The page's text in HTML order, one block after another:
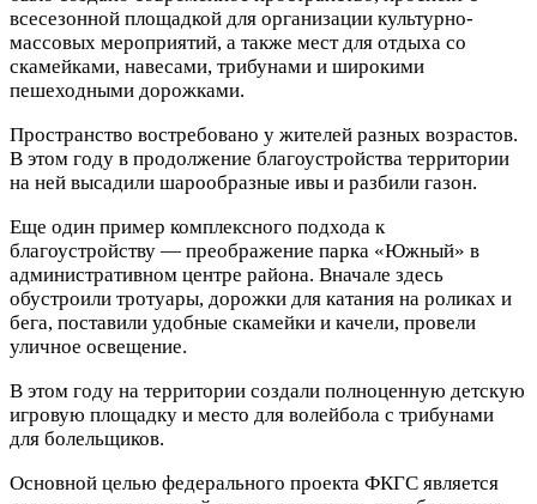
всесезонной площадкой для организации культурно-
массовых мероприятий, а также мест для отдыха со
скамейками, навесами, трибунами и широкими
пешеходными дорожками.
Пространство востребовано у жителей разных возрастов.
В этом году в продолжение благоустройства территории
на ней высадили шарообразные ивы и разбили газон.
Еще один пример комплексного подхода к
благоустройству — преображение парка «Южный» в
административном центре района. Вначале здесь
обустроили тротуары, дорожки для катания на роликах и
бега, поставили удобные скамейки и качели, провели
уличное освещение.
В этом году на территории создали полноценную детскую
игровую площадку и место для волейбола с трибунами
для болельщиков.
Основной целью федерального проекта ФКГС является